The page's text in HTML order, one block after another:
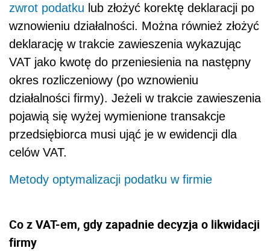
zwrot podatku lub złożyć korektę deklaracji po
wznowieniu działalności. Można również złożyć
deklarację w trakcie zawieszenia wykazując
VAT jako kwotę do przeniesienia na następny
okres rozliczeniowy (po wznowieniu
działalności firmy). Jeżeli w trakcie zawieszenia
pojawią się wyżej wymienione transakcje
przedsiębiorca musi ująć je w ewidencji dla
celów VAT.
Metody optymalizacji podatku w firmie
Co z VAT-em, gdy zapadnie decyzja o likwidacji
firmy